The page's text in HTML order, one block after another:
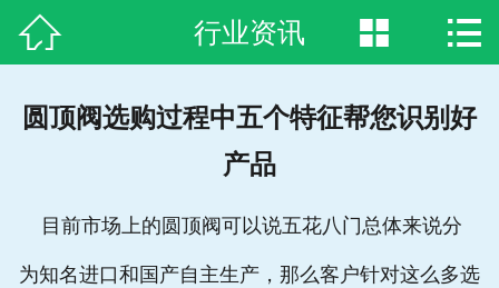
网站首页
 行业资讯  
圆顶阀选购过程中五个特征帮您识别好
产品
目前市场上的圆顶阀可以说五花八门总体来说分
为知名进口和国产自主生产，那么客户针对这么多选